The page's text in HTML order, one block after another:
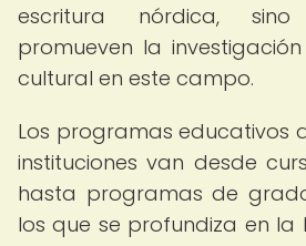
escritura nórdica,
promueven la
cultural en este campo.
Los programas educativos
instituciones van desde
hasta programas de
los que se profundiza en la